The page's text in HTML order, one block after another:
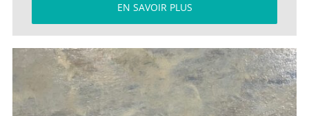
EN SAVOIR PLUS